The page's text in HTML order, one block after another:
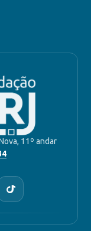
11º andar